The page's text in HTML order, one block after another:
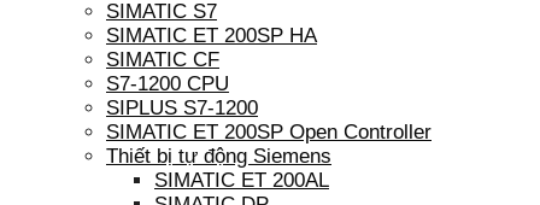
SIMATIC S7
SIMATIC ET 200SP HA
SIMATIC CF
S7-1200 CPU
SIPLUS S7-1200
SIMATIC ET 200SP Open Controller
Thiết bị tự động Siemens
SIMATIC ET 200AL